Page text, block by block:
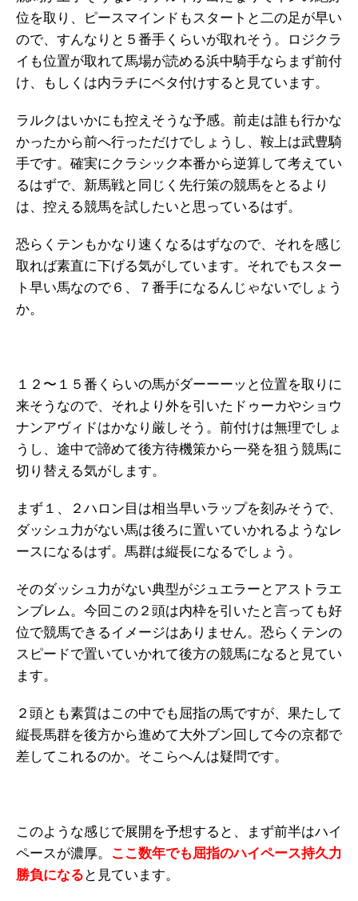
位を取り、ピースマインドもスタートと二の足が早い
ので、すんなりと５番手くらいが取れそう。ロジクラ
イも位置が取れて馬場が読める浜中騎手ならまず前付
け、もしくは内ラチにベタ付けすると見ています。
ラルクはいかにも控えそうな予感。前走は誰も行かな
かったから前へ行っただけでしょうし、鞍上は武豊騎
手です。確実にクラシック本番から逆算して考えてい
るはずで、新馬戦と同じく先行策の競馬をとるより
は、控える競馬を試したいと思っているはず。
恐らくテンもかなり速くなるはずなので、それを感じ
取れば素直に下げる気がしています。それでもスター
ト早い馬なので６、７番手になるんじゃないでしょう
か。
１２〜１５番くらいの馬がダーーーッと位置を取りに
来そうなので、それより外を引いたドゥーカやショウ
ナンアヴィドはかなり厳しそう。前付けは無理でしょ
うし、途中で諦めて後方待機策から一発を狙う競馬に
切り替える気がします。
まず１、２ハロン目は相当早いラップを刻みそうで、
ダッシュ力がない馬は後ろに置いていかれるようなレ
ースになるはず。馬群は縦長になるでしょう。
そのダッシュ力がない典型がジュエラーとアストラエ
ンブレム。今回この２頭は内枠を引いたと言っても好
位で競馬できるイメージはありません。恐らくテンの
スピードで置いていかれて後方の競馬になると見てい
ます。
２頭とも素質はこの中でも屈指の馬ですが、果たして
縦長馬群を後方から進めて大外ブン回して今の京都で
差してこれるのか。そこらへんは疑問です。
このような感じで展開を予想すると、まず前半はハイ
ペースが濃厚。
ここ数年でも屈指のハイペース持久力
勝負になる と見ています。